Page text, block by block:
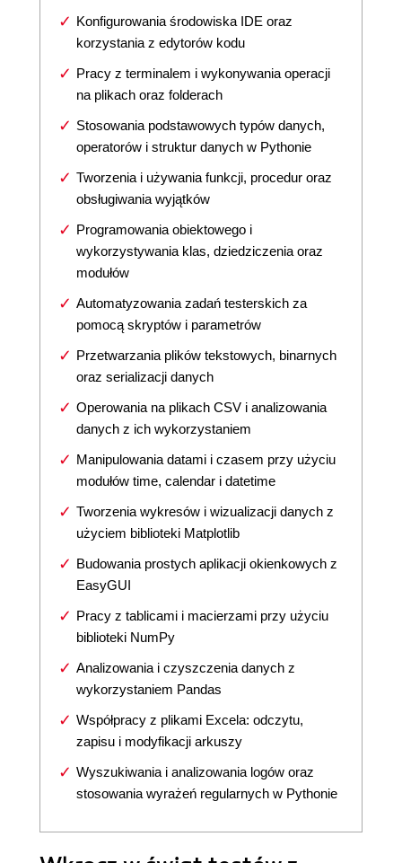
Konfigurowania środowiska IDE oraz
korzystania z edytorów kodu
Pracy z terminalem i wykonywania operacji
na plikach oraz folderach
Stosowania podstawowych typów danych,
operatorów i struktur danych w Pythonie
Tworzenia i używania funkcji, procedur oraz
obsługiwania wyjątków
Programowania obiektowego i
wykorzystywania klas, dziedziczenia oraz
modułów
Automatyzowania zadań testerskich za
pomocą skryptów i parametrów
Przetwarzania plików tekstowych, binarnych
oraz serializacji danych
Operowania na plikach CSV i analizowania
danych z ich wykorzystaniem
Manipulowania datami i czasem przy użyciu
modułów time, calendar i datetime
Tworzenia wykresów i wizualizacji danych z
użyciem biblioteki Matplotlib
Budowania prostych aplikacji okienkowych z
EasyGUI
Pracy z tablicami i macierzami przy użyciu
biblioteki NumPy
Analizowania i czyszczenia danych z
wykorzystaniem Pandas
Współpracy z plikami Excela: odczytu,
zapisu i modyfikacji arkuszy
Wyszukiwania i analizowania logów oraz
stosowania wyrażeń regularnych w Pythonie